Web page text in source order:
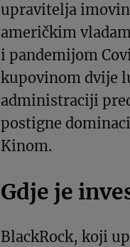
upravitelja
američkim
i pandemijom
kupovinom dvije
administraciji
postigne
Kinom.
Gdje je
BlackRock, koji